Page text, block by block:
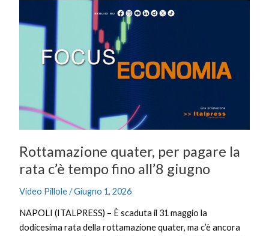
Rottamazione quater, per pagare la
rata c’è tempo fino all’8 giugno
Video Pillole/Giugno 1, 2026
NAPOLI (ITALPRESS) – È scaduta il 31 maggio la
dodicesima rata della rottamazione quater, ma c’è ancora
quater,
pagare
tempo
giugno